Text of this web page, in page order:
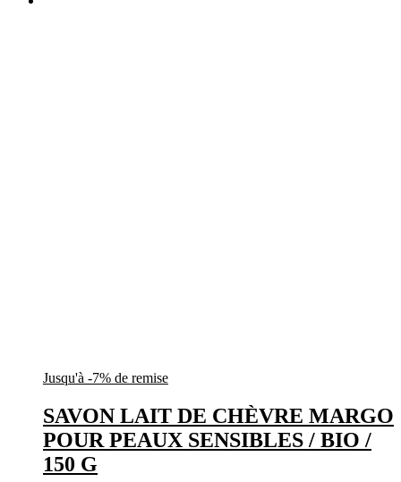
Jusqu'à -7% de remise
SAVON LAIT DE CHÈVRE MARGO
POUR PEAUX SENSIBLES / BIO /
150 G